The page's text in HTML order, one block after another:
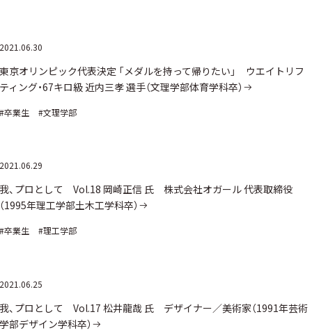
京オリンピック代表決定 「メダルを持って帰りたい」 ウエイトリフ
ィング・67キロ級 近内三孝 選手（文理学部体育学科卒）
卒業生 #文理学部
、プロとして Vol.18 岡崎正信 氏 株式会社オガール 代表取締役
1995年理工学部土木工学科卒）
卒業生 #理工学部
、プロとして Vol.17 松井龍哉 氏 デザイナー／美術家（1991年芸術
部デザイン学科卒）